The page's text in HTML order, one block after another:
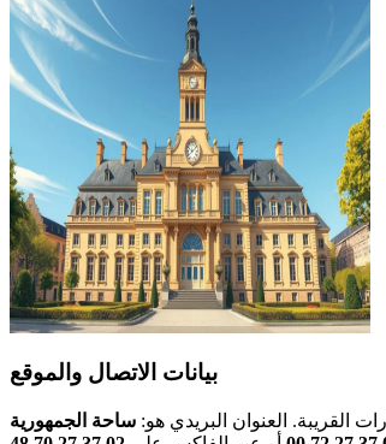
بيانات الاتصال والموقع
القريبة. العنوان البريدي هو: